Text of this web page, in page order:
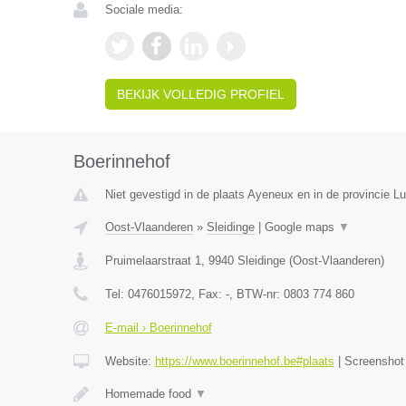
Sociale media:
BEKIJK VOLLEDIG PROFIEL
Boerinnehof
Niet gevestigd in de plaats Ayeneux en in de provincie
Oost-Vlaanderen» Sleidinge| Google maps ▼
Pruimelaarstraat 1, 9940 Sleidinge(Oost-Vlaanderen)
Tel: 0476015972, Fax: -, BTW-nr: 0803 774 860
E-mail › Boerinnehof
Website: https://www.boerinnehof.be#plaats Screenshot
Homemade food ▼